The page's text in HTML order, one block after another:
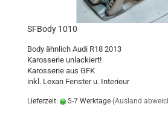
SFBody 1010
Body ähnlich Audi R18 2013
Karosserie unlackiert!
Karosserie aus GFK
inkl. Lexan Fenster u. Interieur
Lieferzeit: 5-7 Werktage (Ausland